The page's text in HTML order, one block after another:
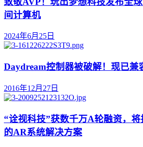
间计算机
2024年6月25日
Daydream控制器被破解！现已兼
2016年12月27日
“诠视科技”获数千万A轮融资，
的AR系统解决方案